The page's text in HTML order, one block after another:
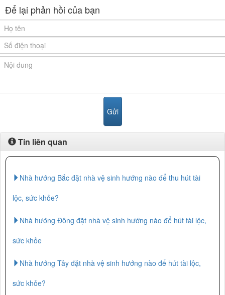
Để lại phản hồi của bạn
Tin liên quan
Nhà hướng Bắc đặt nhà vệ sinh hướng nào để thu hút tài
lộc, sức khỏe?
Nhà hướng Đông đặt nhà vệ sinh hướng nào để hút tài lộc,
sức khỏe
Nhà hướng Tây đặt nhà vệ sinh hướng nào để hút tài lộc,
sức khỏe?